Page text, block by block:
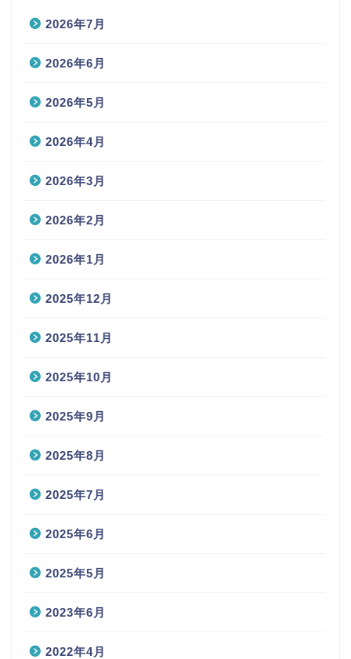
2026年7月
2026年6月
2026年5月
2026年4月
2026年3月
2026年2月
2026年1月
2025年12月
2025年11月
2025年10月
2025年9月
2025年8月
2025年7月
2025年6月
2025年5月
2023年6月
2022年4月